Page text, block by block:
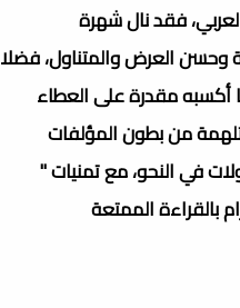
فقد نال شهرة
وحسن العرض والمتناول، فضلا
مقدرة على العطاء
من بطون المؤلفات
في النحو، مع تمنيات "
بالقراءة الممتعة